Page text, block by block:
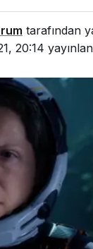
tarafından
20:14